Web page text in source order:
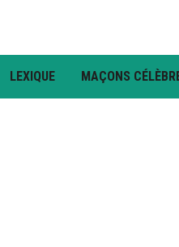
LEXIQUE MAÇONS